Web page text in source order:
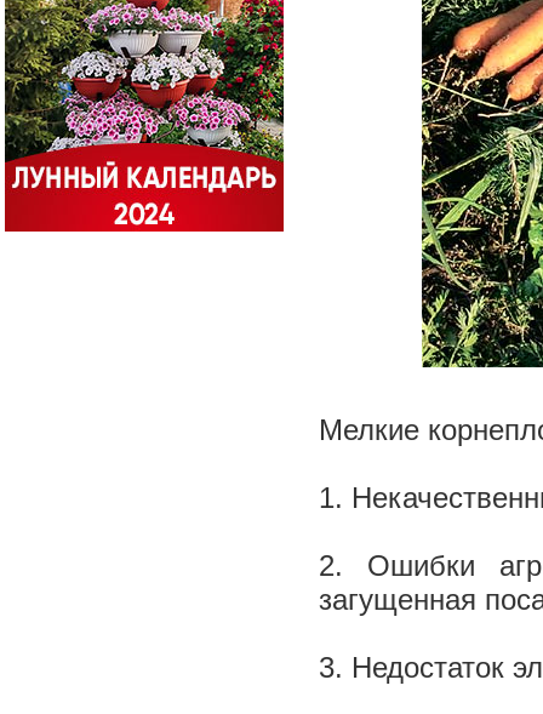
Мелкие
1.
2. Ошибки
загущенная
3. Недостаток